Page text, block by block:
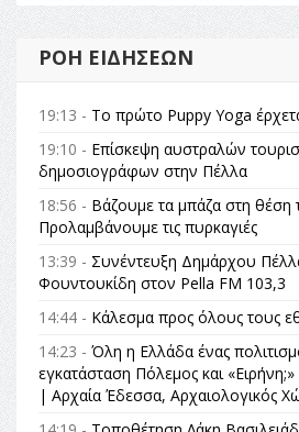
ΡΟΉ ΕΙΔΉΣΕΩΝ
19:13 - Το πρώτο Puppy Yoga
19:10 - Επίσκεψη αυστραλών
δημοσιογράφων στην Πέλλα
18:56 - Βάζουμε τα μπάζα στη θέση
Προλαμβάνουμε τις πυρκαγιές
13:39 - Συνέντευξη Δημάρχου
Φουντουκίδη στον Pella FM 103,3
14:44 - Κάλεσμα προς όλους τους
14:23 - Όλη η Ελλάδα ένας
εγκατάσταση Πόλεμος και
| Αρχαία Έδεσσα, Αρχαιολογικός